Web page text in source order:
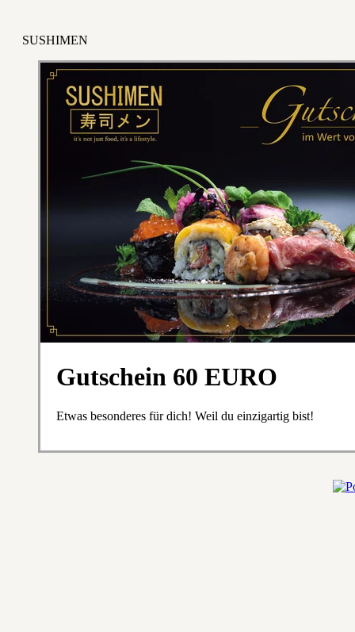
SUSHIMEN
Gutschein 60 EURO
Etwas besonderes für dich! Weil du einzigartig bist!